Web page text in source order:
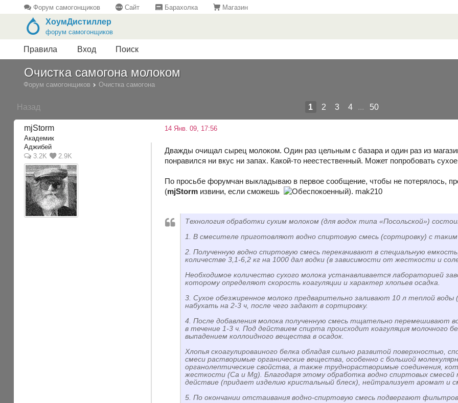
Форум самогонщиков Сайт Барахолка Магазин
ХоумДистиллер
форум самогонщиков
Правила Вход Поиск
Очистка самогона молоком
Форум самогонщиков Очистка самогона
Назад 1 2 3 4 ... 50
mjStоrm
Академик
Аджибей
3.2K
2.9K
14 Янв. 09, 17:56
Дважды очищал сырец молоком. Один раз цельным с базара и один раз из
понравился ни вкус ни запах. Какой-то неестественный. Может попробовать
По просьбе форумчан выкладываю в первое сообщение, чтобы не потерялось,
(mjStorm извини, если сможешь ). mak210
Технология обработки сухим молоком (для водок типа «Посольской»)
1. В смесителе приготовляют водно спиртовую смесь (сортировку) с
2. Полученную водно спиртовую смесь перекачивают в специальную
количестве 3,1-6,2 кг на 1000 дал водки (в зависимости от жесткости и
Необходимое количество сухого молока устанавливается лабораторией
которому определяют скорость коагуляции и характер хлопьев осадка.
3. Сухое обезжиренное молоко предварительно заливают 10 л теплой
набухать на 2-3 ч, после чего задают в сортировку.
4. После добавления молока полученную смесь тщательно перемешивают
в течение 1-3 ч. Под действием спирта происходит коагуляция молочного
выпадением коллоидного вещества в осадок.
Хлопья скоагулироваиного белка обладая сильно развитой поверхностью,
смеси растворимые органические вещества, особенно с большой
органолептические свойства, а также труднорастворимые соединения,
жесткости (Са и Mg). Благодаря этому обработка водно спиртовых
действие (придает изделию кристальный блеск), нейтрализует аромат и
5. По окончании отстаивания водно-спиртовую смесь подвергают